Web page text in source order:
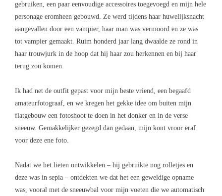
gebruiken, een paar eenvoudige accessoires toegevoegd en mijn hele
personage eromheen gebouwd. Ze werd tijdens haar huwelijksnacht
aangevallen door een vampier, haar man was vermoord en ze was
tot vampier gemaakt. Ruim honderd jaar lang dwaalde ze rond in
haar trouwjurk in de hoop dat hij haar zou herkennen en bij haar
terug zou komen.
Ik had net de outfit gepast voor mijn beste vriend, een begaafd
amateurfotograaf, en we kregen het gekke idee om buiten mijn
flatgebouw een fotoshoot te doen in het donker en in de verse
sneeuw. Gemakkelijker gezegd dan gedaan, mijn kont vroor eraf
voor deze ene foto.
Nadat we het lieten ontwikkelen – hij gebruikte nog rolletjes en
deze was in sepia – ontdekten we dat het een geweldige opname
was, vooral met de sneeuwbal voor mijn voeten die we automatisch